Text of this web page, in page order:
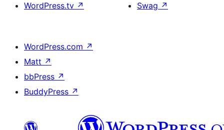
WordPress.tv ↗
Swag ↗
WordPress.com ↗
Matt ↗
bbPress ↗
BuddyPress ↗